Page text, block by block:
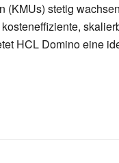
(KMUs) stetig
HCL Domino eine